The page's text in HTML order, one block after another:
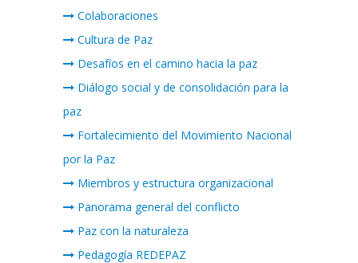
Colaboraciones
Cultura de Paz
Desafíos en el camino hacia la paz
Diálogo social y de consolidación para la
paz
Fortalecimiento del Movimiento Nacional
por la Paz
Miembros y estructura organizacional
Panorama general del conflicto
Paz con la naturaleza
Pedagogía REDEPAZ